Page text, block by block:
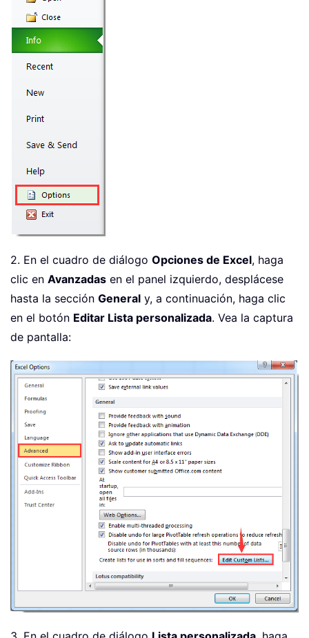
2. En el cuadro de diálogo Opciones de Excel, haga
clic en Avanzadas en el panel izquierdo, desplácese
hasta la sección General y, a continuación, haga clic
en el botón Editar Lista personalizada. Vea la captura
de pantalla: